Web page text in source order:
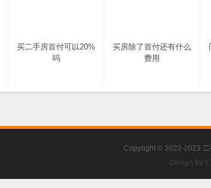
买二手房首付可以20%
吗
买房除了首付还有什么
费用
Copyright © 2022-2023
Design By